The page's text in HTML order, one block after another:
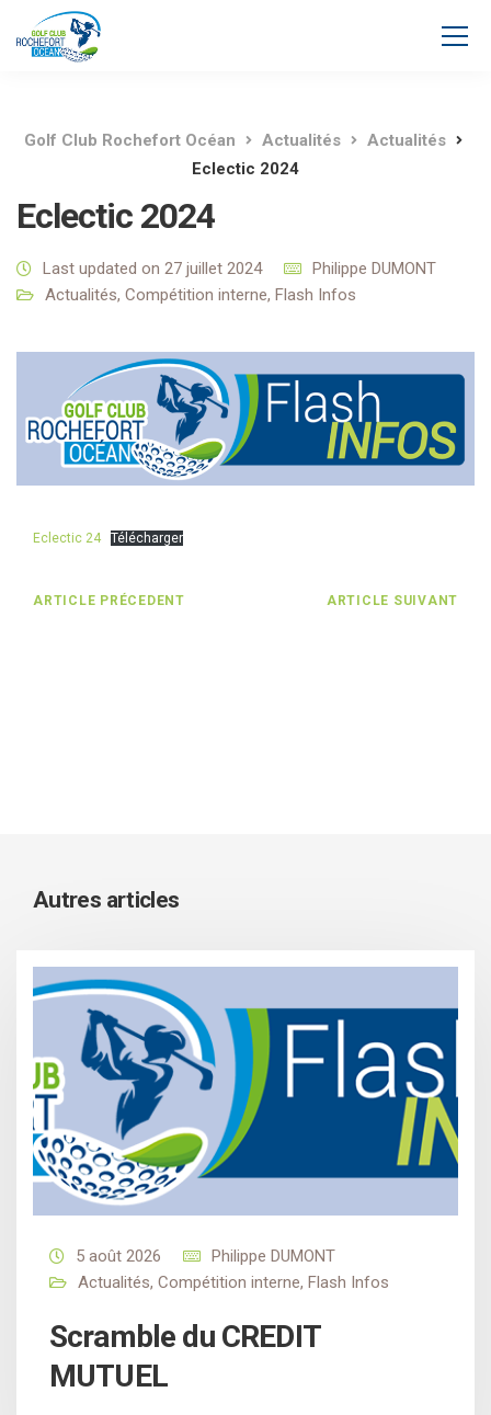
Golf Club Rochefort Océan Actualités
Actualités
Eclectic 2024
Eclectic 2024
Last updated on 27 juillet 2024
Philippe DUMONT
Actualités, Compétition interne, Flash Infos
Eclectic 24 Télécharger
ARTICLE PRÉCEDENT ARTICLE SUIVANT
Autres articles
5 août 2026
Philippe DUMONT
Actualités, Compétition interne, Flash Infos
Scramble du CREDIT
MUTUEL